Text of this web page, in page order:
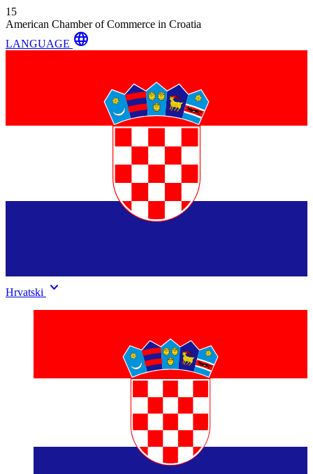
15
American Chamber of Commerce in Croatia
LANGUAGE language
Hrvatski keyboard_arrow_down